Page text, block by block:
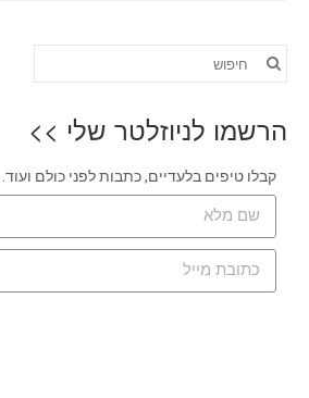
הרשמו לניוזלטר שלי >>
קבלו טיפים בלעדיים, כתבות לפני כולם ועוד.